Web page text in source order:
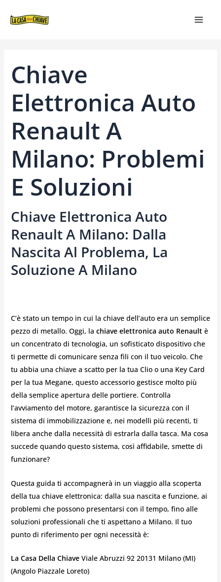
Chiave
Elettronica Auto
Renault A
Milano: Problemi
E Soluzioni
Chiave Elettronica Auto
Renault A Milano: Dalla
Nascita Al Problema, La
Soluzione A Milano
C’è stato un tempo in cui la chiave dell’auto era un semplice
pezzo di metallo. Oggi, la chiave elettronica auto Renaultè
un concentrato di tecnologia, un sofisticato dispositivo che
ti permette di comunicare senza fili con il tuo veicolo. Che
tu abbia una chiave a scatto per la tua Clio o una Key Card
per la tua Megane, questo accessorio gestisce molto più
della semplice apertura delle portiere. Controlla
l’avviamento del motore, garantisce la sicurezza con il
sistema di immobilizzazione e, nei modelli più recenti, ti
libera anche dalla necessità di estrarla dalla tasca. Ma cosa
succede quando questo sistema, così affidabile, smette di
funzionare?
Questa guida ti accompagnerà in un viaggio alla scoperta
della tua chiave elettronica: dalla sua nascita e funzione, ai
problemi che possono presentarsi con il tempo, fino alle
soluzioni professionali che ti aspettano a Milano. Il tuo
punto di riferimento per ogni necessità è:
La Casa Della ChiaveViale Abruzzi 92 20131 Milano (MI)
(Angolo Piazzale Loreto)
ARTICOLI